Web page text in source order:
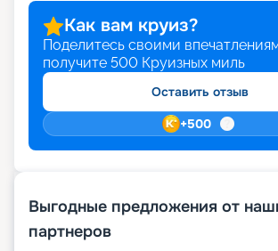
Как вам круиз?
Поделитесь своими
получите 500 Круизных миль
Оставить отзыв
+500
Выгодные предложения от
партнеров